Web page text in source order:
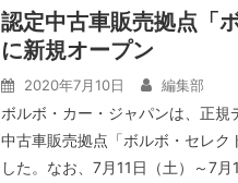
認定中古車販売拠点「
に新規オープン
2020年7月10日 編集部
ボルボ・カー・ジャパンは、正
中古車販売拠点「ボルボ・セレク
した。なお、7月11日（土）～7